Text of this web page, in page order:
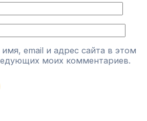
email и адрес сайта в этом
моих комментариев.